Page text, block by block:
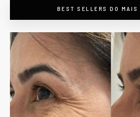
BEST SELLERS DO MAIS